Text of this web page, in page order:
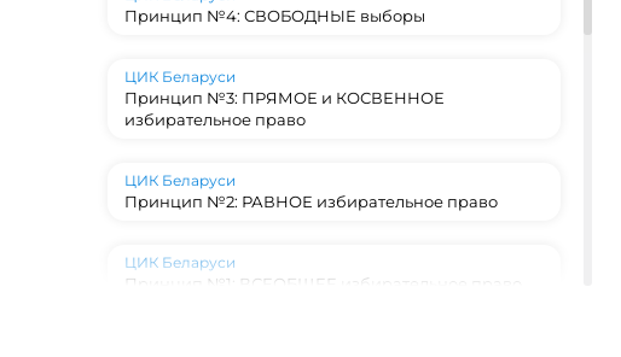
Принцип №4: СВОБОДНЫЕ выборы
ЦИК Беларуси
Принцип №3: ПРЯМОЕ и КОСВЕННОЕ
избирательное право
ЦИК Беларуси
Принцип №2: РАВНОЕ избирательное право
ЦИК Беларуси
Принцип №1: ВСЕОБЩЕЕ избирательное право